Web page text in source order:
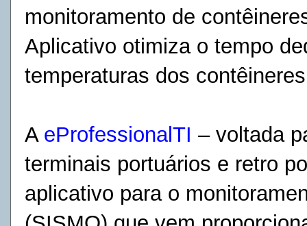
monitoramento de
Aplicativo otimiza o tempo
temperaturas dos
A eProfessionalTI – voltada
terminais portuários e retro
aplicativo para o